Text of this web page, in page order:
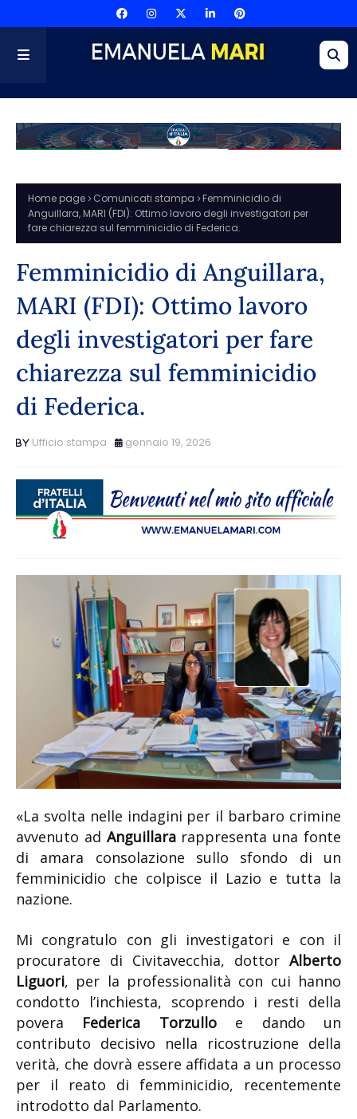
Home page Comunicati stampa
Femminicidio di
Anguillara, MARI (FDI): Ottimo lavoro degli investigatori per
fare chiarezza sul femminicidio di Federica.
Femminicidio di Anguillara,
MARI (FDI): Ottimo lavoro
degli investigatori per fare
chiarezza sul femminicidio
di Federica.
Ufficio stampa gennaio 19, 2026
«La svolta nelle indagini per il barbaro crimine
avvenuto ad Anguillararappresenta una fonte
di amara consolazione sullo sfondo di un
femminicidio che colpisce il Lazio e tutta la
nazione.
Mi congratulo con gli investigatori e con il
procuratore di Civitavecchia, dottor Alberto
Liguori, per la professionalità con cui hanno
condotto l’inchiesta, scoprendo i resti della
povera Federica Torzulloe dando un
contributo decisivo nella ricostruzione della
verità, che dovrà essere affidata a un processo
per il reato di femminicidio, recentemente
introdotto dal Parlamento.